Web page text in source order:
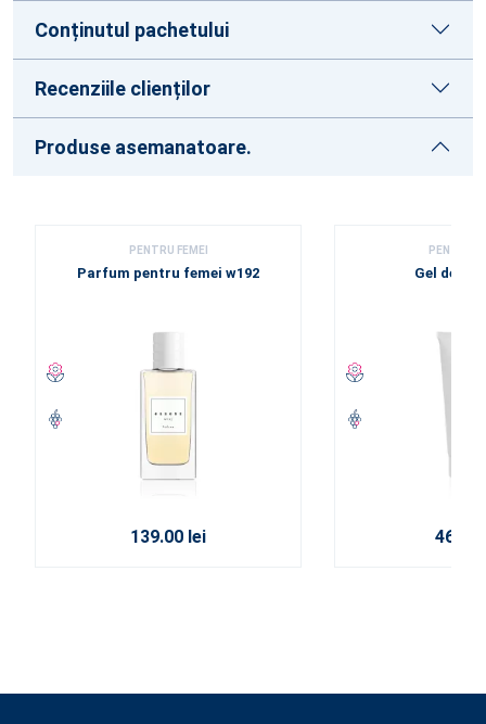
Conținutul pachetului
Recenziile clienților
Produse asemanatoare.
PENTRU FEMEI
Parfum pentru femei w192
139.00 lei
PENTRU
Gel de
46.00